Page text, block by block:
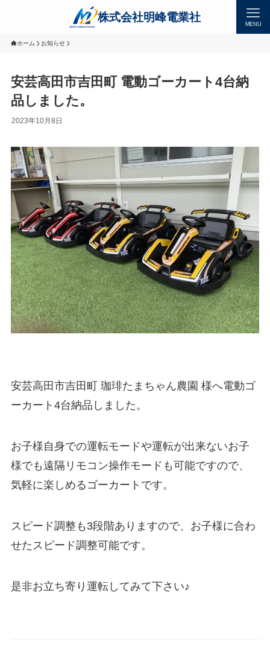
MENU
ホーム お知らせ
安芸高田市吉田町 電動ゴーカート4台納
品しました。
2023年10月8日
安芸高田市吉田町 珈琲たまちゃん農園 様へ電動ゴ
ーカート4台納品しました。
お子様自身での運転モードや運転が出来ないお子
様でも遠隔リモコン操作モードも可能ですので、
気軽に楽しめるゴーカートです。
スピード調整も3段階ありますので、お子様に合わ
せたスピード調整可能です。
是非お立ち寄り運転してみて下さい♪